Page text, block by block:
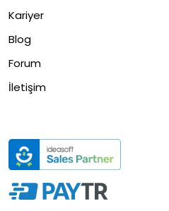
Kariyer
Blog
Forum
İletişim